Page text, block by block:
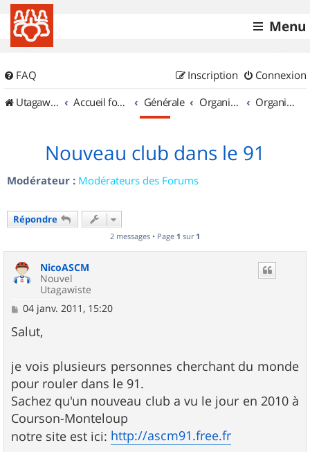
Menu
FAQ Connexion
Inscription
UtagawaVTT (Randos VTT et VTTAE avec traces GPS)
Accueil forum Générale Organisation de sorties & Recherche de partenaires Organisation de sorties en région Île de France
Nouveau club dans le 91
Modérateur : Modérateurs des Forums
Répondre
2 messages • Page 1 sur 1
NicoASCM
Nouvel
Utagawiste
M
s
s
g
e
04 janv. 2011, 15:20
Salut,
je vois plusieurs personnes cherchant du monde
pour rouler dans le 91.
Sachez qu'un nouveau club a vu le jour en 2010 à
Courson-Monteloup
notre site est ici: http://ascm91.free.fr